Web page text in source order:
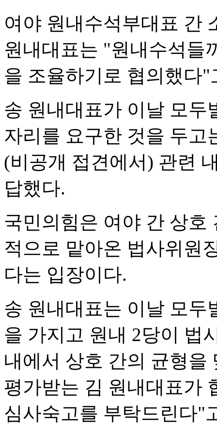
여야 원내수석부대표 간
원내대표는 "원내수석들
을 조율하기로 협의했다"
송 원내대표가 이날 모두
자리를 요구한 것을 두
(비공개 접견에서) 관련
답했다.
국민의힘은 여야 간 상호
적으로 맡아온 법사위원
다는 입장이다.
송 원내대표는 이날 모두
을 가지고 원내 2당이 법
내에서 상호 간의 균형
평가받는 김 원내대표가
심사숙고를 부탁드린다"